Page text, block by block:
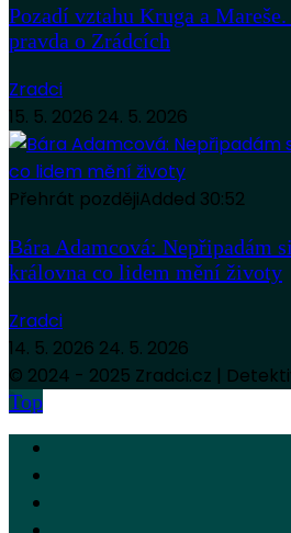
Pozadí vztahu Kruga a
pravda o Zrádcích
Zradci
15. 5. 2026 24. 5. 2026
Přehrát pozdějiAdded 30:52
Bára Adamcová: Nepřipadám
královna co lidem mění životy
Zradci
14. 5. 2026 24. 5. 2026
© 2024 - 2025 Zradci.cz |
Top